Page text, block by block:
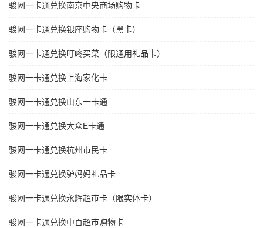
骏网一卡通兑换南京中央商场购物卡
骏网一卡通兑换银座购物卡（黑卡）
骏网一卡通兑换叮咚买菜（限通用礼品卡）
骏网一卡通兑换上海家化卡
骏网一卡通兑换山东一卡通
骏网一卡通兑换大众E卡通
骏网一卡通兑换杭州市民卡
骏网一卡通兑换驴妈妈礼品卡
骏网一卡通兑换永辉超市卡（限实体卡）
骏网一卡通兑换中百超市购物卡